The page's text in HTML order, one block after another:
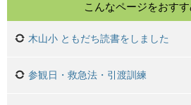
こんなページをおす
木山小 ともだち読書をしました
参観日・救急法・引渡訓練